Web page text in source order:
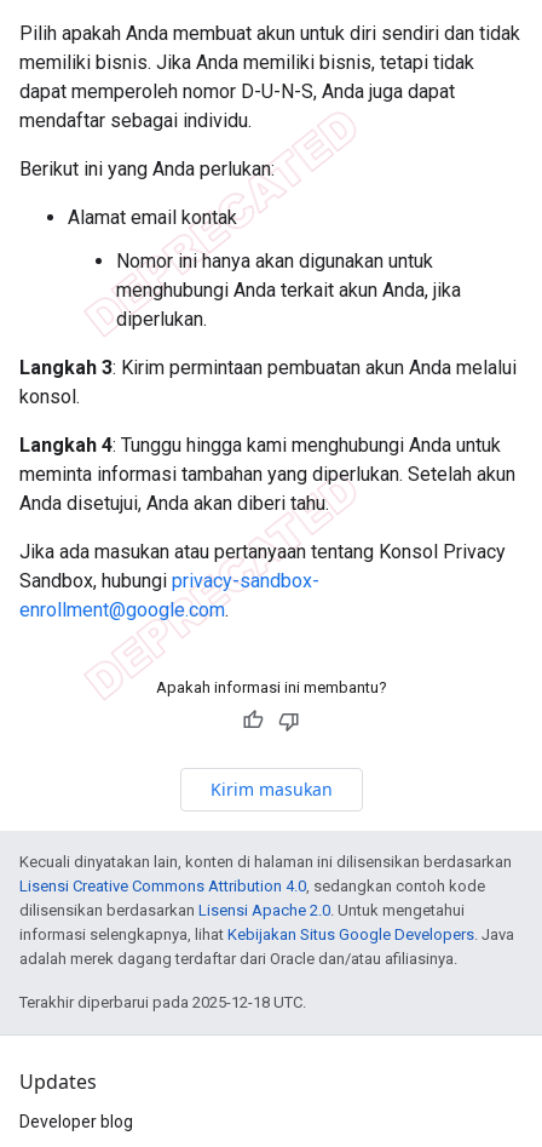
Pilih apakah Anda membuat akun untuk diri sendiri dan tidak
memiliki bisnis. Jika Anda memiliki bisnis, tetapi tidak
dapat memperoleh nomor D-U-N-S, Anda juga dapat
mendaftar sebagai individu.
Berikut ini yang Anda perlukan:
Alamat email kontak
Nomor ini hanya akan digunakan untuk
menghubungi Anda terkait akun Anda, jika
diperlukan.
Langkah 3: Kirim permintaan pembuatan akun Anda melalui
konsol.
Langkah 4: Tunggu hingga kami menghubungi Anda untuk
meminta informasi tambahan yang diperlukan. Setelah akun
Anda disetujui, Anda akan diberi tahu.
Jika ada masukan atau pertanyaan tentang Konsol Privacy
Sandbox, hubungi privacy-sandbox-
enrollment@google.com.
Apakah informasi ini membantu?
Kirim masukan
Kecuali dinyatakan lain, konten di halaman ini dilisensikan berdasarkan
Lisensi Creative Commons Attribution 4.0 , sedangkan contoh kode
dilisensikan berdasarkan Lisensi Apache 2.0 . Untuk mengetahui
informasi selengkapnya, lihat Kebijakan Situs Google Developers . Java
adalah merek dagang terdaftar dari Oracle dan/atau afiliasinya.
Terakhir diperbarui pada 2025-12-18 UTC.
Updates
Developer blog